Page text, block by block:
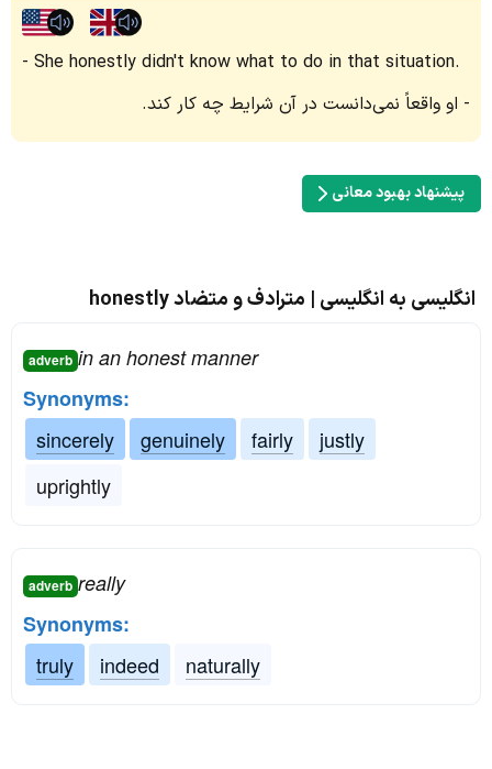
She honestly didn't know what to do in that situation.
او واقعاً نمی‌دانست در آن شرایط چه کار کند.
پیشنهاد بهبود معانی
انگلیسی به انگلیسی | مترادف و متضاد honestly
adverb in an honest manner
Synonyms:
sincerely
genuinely fairly
justly
uprightly
adverb really
Synonyms:
truly
indeed naturally